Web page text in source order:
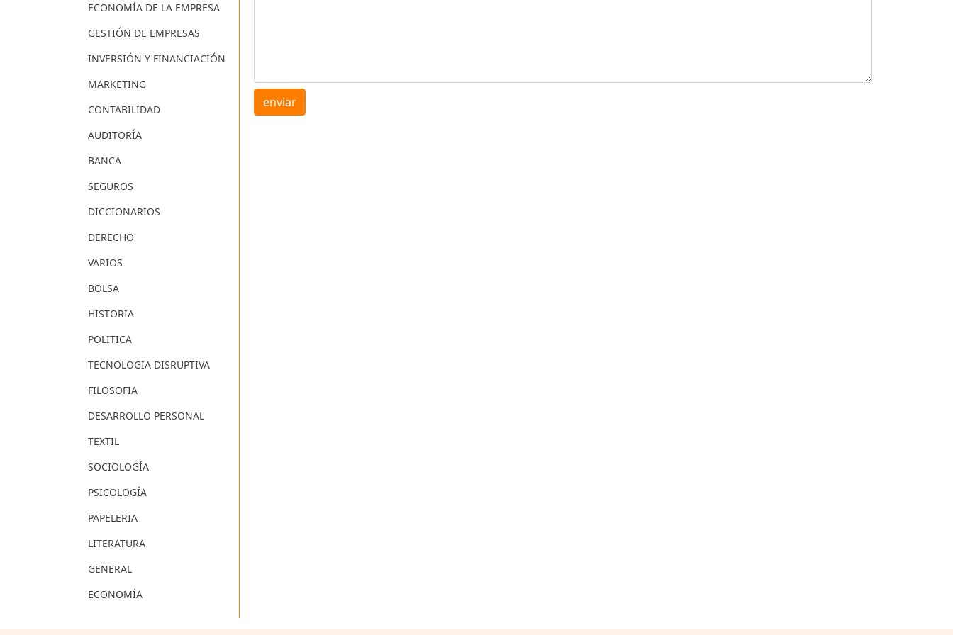
ECONOMÍA DE LA EMPRESA
GESTIÓN DE EMPRESAS
INVERSIÓN Y FINANCIACIÓN
MARKETING
CONTABILIDAD
AUDITORÍA
BANCA
SEGUROS
DICCIONARIOS
DERECHO
VARIOS
BOLSA
HISTORIA
POLITICA
TECNOLOGIA DISRUPTIVA
FILOSOFIA
DESARROLLO PERSONAL
TEXTIL
SOCIOLOGÍA
PSICOLOGÍA
PAPELERIA
LITERATURA
GENERAL
ECONOMÍA
enviar